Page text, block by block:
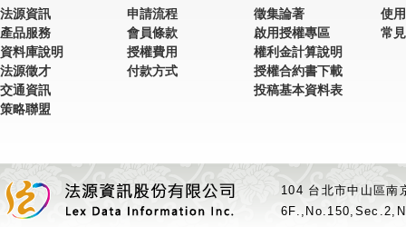
法源資訊
產品服務
資料庫說明
法源徵才
交通資訊
策略聯盟
申請流程
會員條款
授權費用
付款方式
徵集論著
啟用授權專區
權利金計算說明
授權合約書下載
投稿基本資料表
使
常
104 台北市中山區